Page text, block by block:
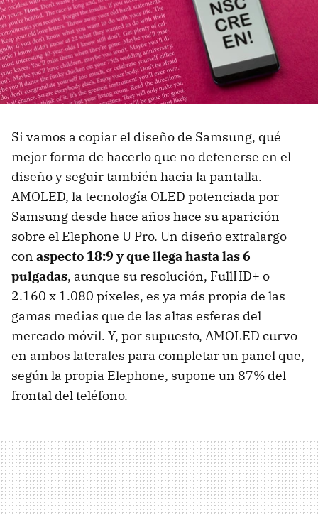
Si vamos a copiar el diseño de Samsung, qué
mejor forma de hacerlo que no detenerse en el
diseño y seguir también hacia la pantalla.
AMOLED, la tecnología OLED potenciada por
Samsung desde hace años hace su aparición
sobre el Elephone U Pro. Un diseño extralargo
con aspecto 18:9 y que llega hasta las 6
pulgadas, aunque su resolución, FullHD+ o
2.160 x 1.080 píxeles, es ya más propia de las
gamas medias que de las altas esferas del
mercado móvil. Y, por supuesto, AMOLED curvo
en ambos laterales para completar un panel que,
según la propia Elephone, supone un 87% del
frontal del teléfono.